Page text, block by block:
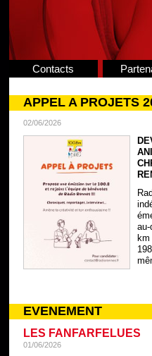
Contacts
APPEL A PROJETS
02/06/2026
EVENEMENT
LES FANFARFELUES
01/06/2026